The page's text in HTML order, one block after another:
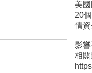
美
20
情
影
相